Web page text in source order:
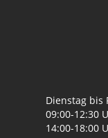
Dienstag bis
09:00-12:30
14:00-18:00